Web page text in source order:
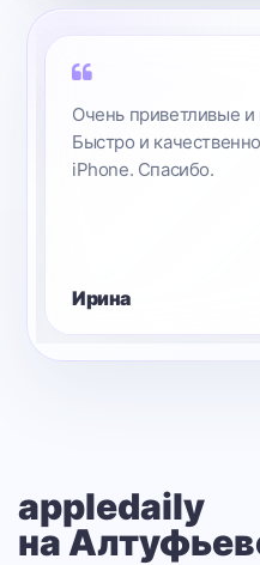
Очень приветливые
Быстро и
iPhone. Спасибо.
Ирина
appledaily
на